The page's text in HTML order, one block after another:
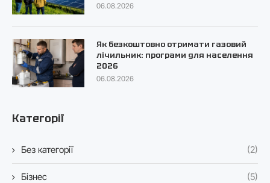
06.08.2026
Як безкоштовно отримати газовий
лічильник: програми для населення
2026
06.08.2026
Категорії
Без категорії (2)
Бізнес (5)